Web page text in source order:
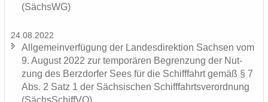
(SächsWG)
24.08.2022
All­ge­mein­ver­fü­gung der Lan­des­di­rek­ti­on Sach­sen vom
9. Au­gust 2022 zur tem­po­rä­ren Be­gren­zung der Nut­
zung des Berz­dor­fer Sees für die Schiff­fahrt gemäß § 7
Abs. 2 Satz 1 der Säch­si­schen Schiff­fahrts­ver­ord­nung